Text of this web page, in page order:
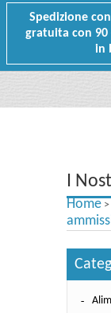
Spedizione
gratuita con 90
in
Testi scolastici
Carta Cultura e
I
Home >